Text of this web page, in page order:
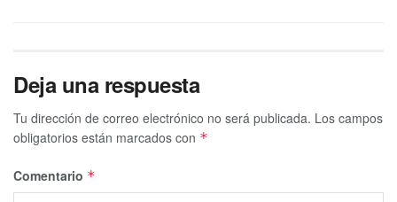
Deja una respuesta
Tu dirección de correo electrónico no será publicada. Los campos
obligatorios están marcados con *
Comentario *